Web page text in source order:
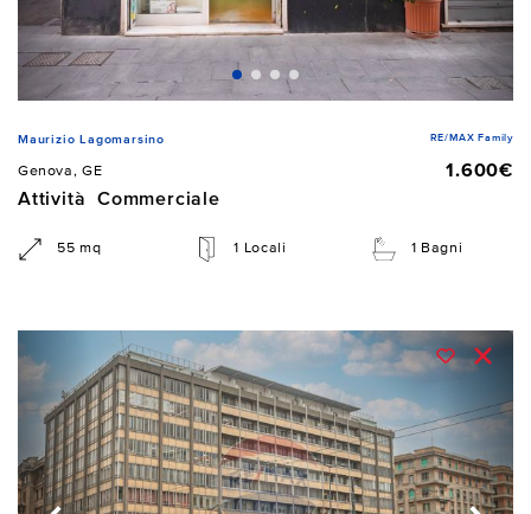
Maurizio Lagomarsino RE/MAX Family
Genova, GE
1.600€
Attività Commerciale
55 mq 1 Locali 1 Bagni